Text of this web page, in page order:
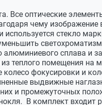
Все оптические
чему изображение
используется стекло
алюминиевого сплава и
теплого помещения на
фокусировки и
выдвижные
и промежуточных
В комплект входит
м
Coating
мм